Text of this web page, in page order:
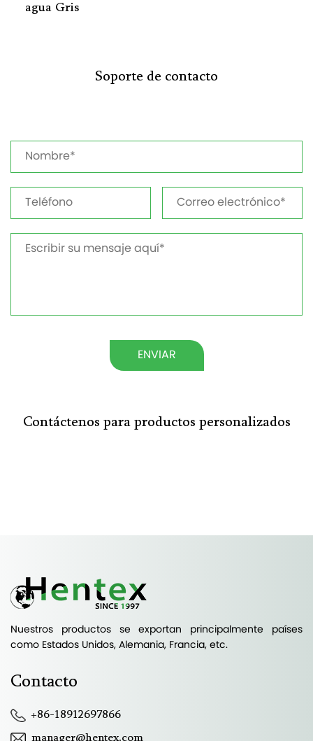
agua Gris
Soporte de contacto
ENVIAR
Contáctenos para productos personalizados
Nuestros productos se exportan principalmente países
como Estados Unidos, Alemania, Francia, etc.
Contacto
+86-18912697866
manager@hentex.com